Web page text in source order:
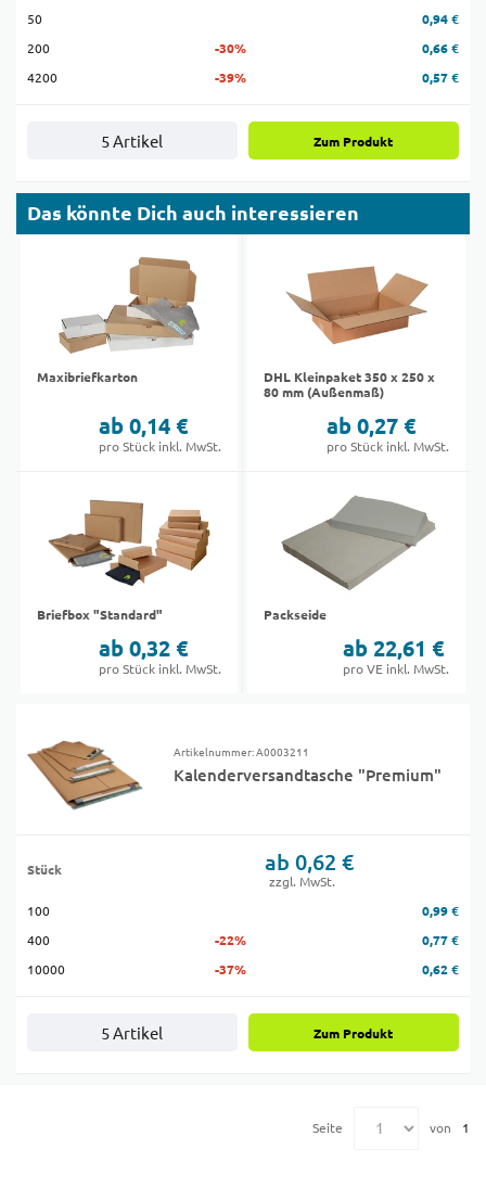
50
0,94 €
200
-30%
0,66 €
4200
-39% 0,57 €
5 Artikel Zum Produkt
Das könnte Dich auch interessieren
Maxibriefkarton
ab 0,14 €
pro Stück inkl. MwSt.
DHL Kleinpaket 350 x 250 x
80 mm (Außenmaß)
ab 0,27 €
pro Stück inkl. MwSt.
Briefbox "Standard"
ab 0,32 €
pro Stück inkl. MwSt.
Packseide
ab 22,61 €
pro VE inkl. MwSt.
Artikelnummer: A0003211
Kalenderversandtasche "Premium"
Stück ab 0,62 €
zzgl. MwSt.
100
0,99 €
400
-22%
0,77 €
10000
-37% 0,62 €
5 Artikel Zum Produkt
Seite von 1